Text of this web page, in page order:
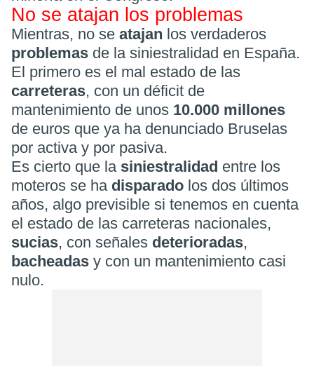
No se atajan los problemas
Mientras, no se atajan los verdaderos
problemas de la siniestralidad en España.
El primero es el mal estado de las
carreteras, con un déficit de
mantenimiento de unos 10.000 millones
de euros que ya ha denunciado Bruselas
por activa y por pasiva.
Es cierto que la siniestralidad entre los
moteros se ha disparado los dos últimos
años, algo previsible si tenemos en cuenta
el estado de las carreteras nacionales,
sucias, con señales deterioradas,
bacheadas y con un mantenimiento casi
nulo.